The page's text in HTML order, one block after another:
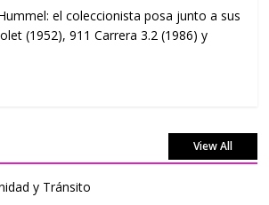
el coleccionista posa junto a sus
(1952), 911 Carrera 3.2 (1986) y
View All
y Tránsito